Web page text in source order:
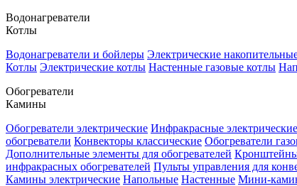
Водонагреватели
Котлы
Водонагреватели и бойлеры Электрические
Котлы Электрические котлы Настенные газовые котлы
Обогреватели
Камины
Обогреватели электрические Инфракрасные
обогреватели Конвекторы классические Обогреватели
Дополнительные элементы для обогревателей Кронштейны
инфракрасных обогревателей Пульты управления для
Камины электрические Напольные Настенные Мини-